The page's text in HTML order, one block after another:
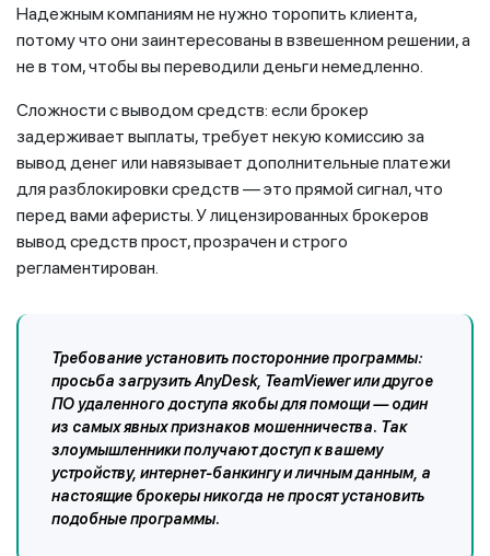
Надежным компаниям не нужно торопить клиента,
потому что они заинтересованы в взвешенном решении, а
не в том, чтобы вы переводили деньги немедленно.
Сложности с выводом средств: если брокер
задерживает выплаты, требует некую комиссию за
вывод денег или навязывает дополнительные платежи
для разблокировки средств — это прямой сигнал, что
перед вами аферисты. У лицензированных брокеров
вывод средств прост, прозрачен и строго
регламентирован.
Требование установить посторонние программы:
просьба загрузить AnyDesk, TeamViewer или другое
ПО удаленного доступа якобы для помощи — один
из самых явных признаков мошенничества. Так
злоумышленники получают доступ к вашему
устройству, интернет-банкингу и личным данным, а
настоящие брокеры никогда не просят установить
подобные программы.